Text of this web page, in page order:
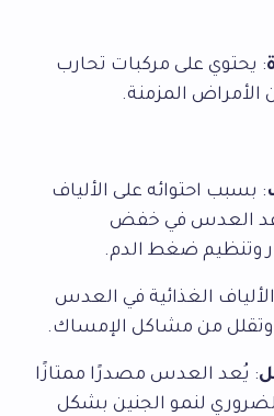
: يحتوي على مركبات تحارب
الأمراض المزمنة.
: بسبب احتوائه على الألياف
العدس في خفض
وتنظيم ضغط الدم.
الغذائية في العدس
وتقلل من مشاكل الإمساك.
: يُعد العدس مصدرًا ممتازًا
لنمو الجنين بشكل